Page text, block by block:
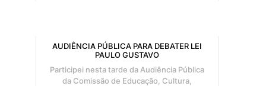
AUDIÊNCIA PÚBLICA PARA DEBATER LEI
PAULO GUSTAVO
Participei nesta tarde da Audiência Pública
da Comissão de Educação, Cultura,